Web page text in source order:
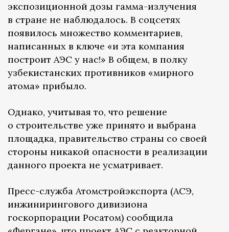
экспозиционной дозы гамма-излучения
в стране не наблюдалось. В соцсетях
появилось множество комментариев,
написанных в ключе «и эта компания
построит АЭС у нас!» В общем, в полку
узбекистанских противников «мирного
атома» прибыло.
Однако, учитывая то, что решение
о строительстве уже принято и выбрана
площадка, правительство страны со своей
стороны никакой опасности в реализации
данного проекта не усматривает.
Пресс-служба Атомстройэкспорта (АСЭ,
инжинирингового дивизиона
госкорпорации Росатом) сообщила